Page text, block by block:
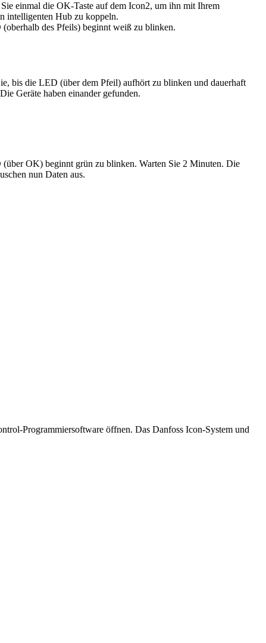
einmal die OK-Taste auf dem Icon2, um ihn mit Ihrem
intelligenten Hub zu koppeln.
des Pfeils) beginnt weiß zu blinken.
bis die LED (über dem Pfeil) aufhört zu blinken und dauerhaft
Geräte haben einander gefunden.
OK) beginnt grün zu blinken. Warten Sie 2 Minuten. Die
nun Daten aus.
Programmiersoftware öffnen. Das Danfoss Icon-System und